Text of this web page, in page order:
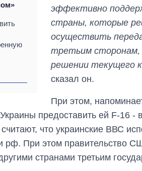
эффективно
страны, которые
осуществить
третьим сторонам,
решении текущего
сказал он.
При этом,
предоставить ей F-16
что украинские ВВС
рф. При этом правительство
странами третьим